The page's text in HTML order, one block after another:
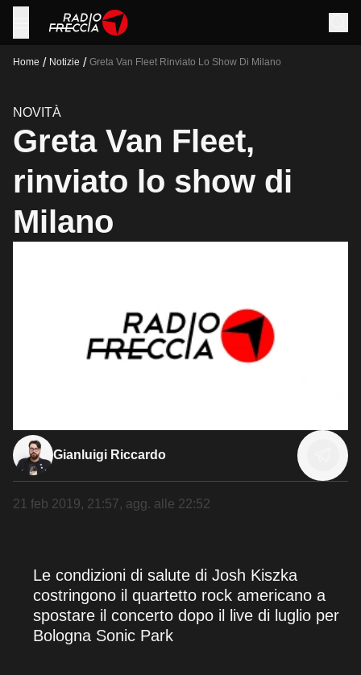
Home / Notizie / Greta Van Fleet Rinviato Lo Show Di Milano
NOVITÀ
Greta Van Fleet,
rinviato lo show di
Milano
Gianluigi Riccardo
21 feb 2019, 21:57, agg. alle 22:52
Le condizioni di salute di Josh Kiszka
costringono il quartetto rock americano a
spostare il concerto dopo il live di luglio per
Bologna Sonic Park